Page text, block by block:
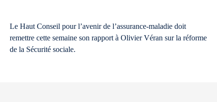
Le Haut Conseil pour l’avenir de l’assurance-maladie doit
remettre cette semaine son rapport à Olivier Véran sur la réforme
de la Sécurité sociale.